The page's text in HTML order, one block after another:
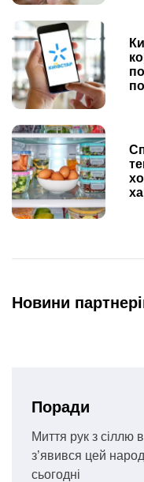
Новини
Поради
Миття рук з сіллю
з’явився цей
сьогодні